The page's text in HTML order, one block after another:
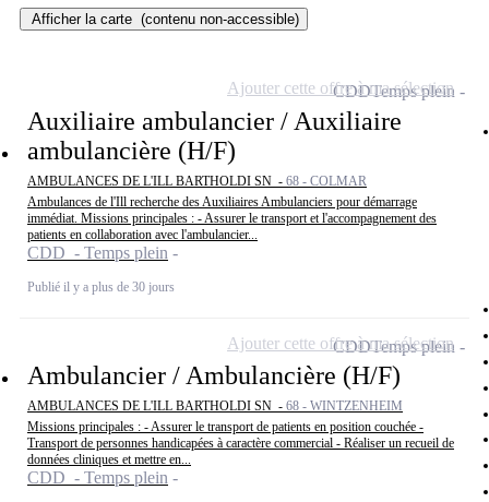
Afficher la carte (contenu non-accessible)
Auxiliaire ambulancier / Auxiliaire
ambulancière (H/F)
AMBULANCES DE L'ILL BARTHOLDI SN - 68 - COLMAR
Ambulances de l'Ill recherche des Auxiliaires Ambulanciers pour démarrage
immédiat. Missions principales : - Assurer le transport et l'accompagnement des
patients en collaboration avec l'ambulancier...
CDD - Temps plein
Publié il y a plus de 30 jours
CDDTemps plein
Ajouter cette offre à ma sélection
Ambulancier / Ambulancière (H/F)
AMBULANCES DE L'ILL BARTHOLDI SN - 68 - WINTZENHEIM
Missions principales : - Assurer le transport de patients en position couchée -
Transport de personnes handicapées à caractère commercial - Réaliser un recueil de
données cliniques et mettre en...
CDD - Temps plein
CDDTemps plein
Ajouter cette offre à ma sélection